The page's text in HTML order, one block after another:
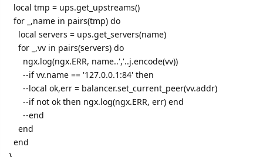
local tmp = ups.get_upstreams()
for _,name in pairs(tmp) do
local servers = ups.get_servers(name)
for _,vv in pairs(servers) do
ngx.log(ngx.ERR, name..','..j.encode(vv))
--if vv.name == '127.0.0.1:84' then
--local ok,err = balancer.set_current_peer(vv.addr)
--if not ok then ngx.log(ngx.ERR, err) end
--end
end
end